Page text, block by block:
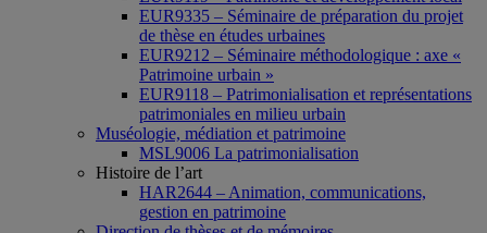
EUR9335 – Séminaire de préparation du projet
de thèse en études urbaines
EUR9212 – Séminaire méthodologique : axe «
Patrimoine urbain »
EUR9118 – Patrimonialisation et représentations
patrimoniales en milieu urbain
Muséologie, médiation et patrimoine
MSL9006 La patrimonialisation
Histoire de l’art
HAR2644 – Animation, communications,
gestion en patrimoine